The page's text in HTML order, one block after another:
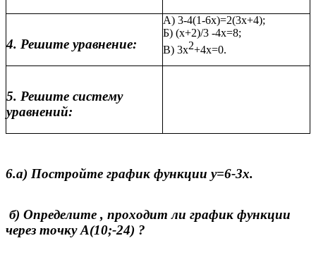
4. Решите уравнение:
А) 3-4(1-6х)=2(3х+4);
Б) (х+2)/3 -4х=8;
В) 3х2+4х=0.
5. Решите систему
уравнений:
6.а) Постройте график функции у=6-3х.
б) Определите , проходит ли график функции
через точку А(10;-24) ?